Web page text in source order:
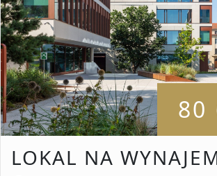
Oferty bez prowizji
Oferty na wyłączność
80
LOKAL NA